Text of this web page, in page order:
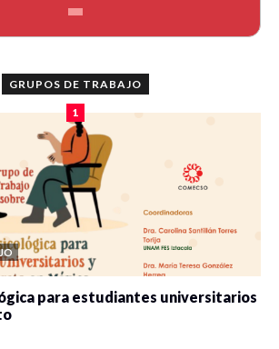
GRUPOS DE TRABAJO
1
para estudiantes universitarios